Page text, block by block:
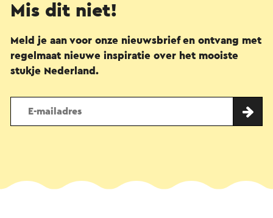
Mis dit niet!
Meld je aan voor onze nieuwsbrief en ontvang met
regelmaat nieuwe inspiratie over het mooiste
stukje Nederland.